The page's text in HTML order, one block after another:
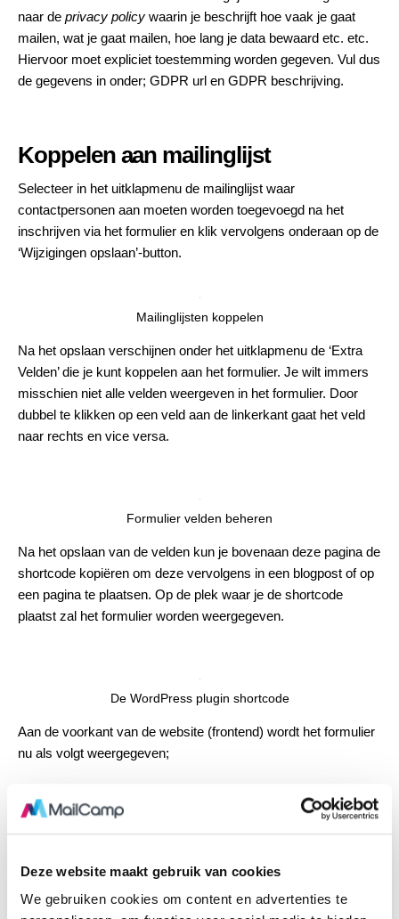
Deze website maakt gebruik van cookies
We gebruiken cookies om content en advertenties te
naar de privacy policy waarin je beschrijft hoe vaak je gaat
mailen, wat je gaat mailen, hoe lang je data bewaard etc. etc.
Hiervoor moet expliciet toestemming worden gegeven. Vul dus
de gegevens in onder; GDPR url en GDPR beschrijving.
Koppelen aan mailinglijst
Selecteer in het uitklapmenu de mailinglijst waar
contactpersonen aan moeten worden toegevoegd na het
inschrijven via het formulier en klik vervolgens onderaan op de
‘Wijzigingen opslaan’-button.
Mailinglijsten koppelen
Na het opslaan verschijnen onder het uitklapmenu de ‘Extra
Velden’ die je kunt koppelen aan het formulier. Je wilt immers
misschien niet alle velden weergeven in het formulier. Door
dubbel te klikken op een veld aan de linkerkant gaat het veld
naar rechts en vice versa.
Formulier velden beheren
Na het opslaan van de velden kun je bovenaan deze pagina de
shortcode kopiëren om deze vervolgens in een blogpost of op
een pagina te plaatsen. Op de plek waar je de shortcode
plaatst zal het formulier worden weergegeven.
De WordPress plugin shortcode
Aan de voorkant van de website (frontend) wordt het formulier
nu als volgt weergegeven;
Het nieuwsbrief inschrijf formulier
Als laatste hebben we ook de mogelijkheid toegevoegd om
van verschillende mailinglijsten het nieuwsbrieven archief weer